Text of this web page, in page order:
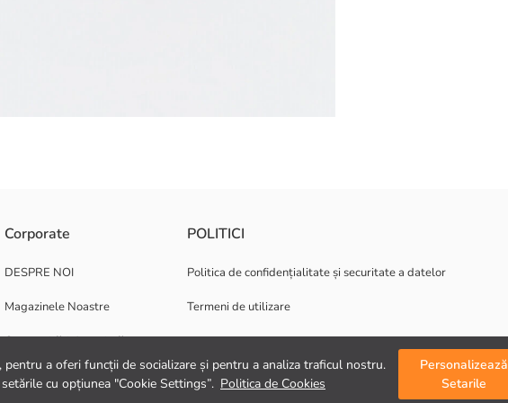
a oferi funcții de socializare și pentru a analiza traficul nostru.
cu opțiunea "Cookie Settings”. Politica de Cookies
Personalizează
Setarile
Corporate
DESPRE NOI
Magazinele Noastre
Oportunități de carieră
Suport corporativ
POLITICI
Politica de confidențialitate și securitate a datelor
Termeni de utilizare